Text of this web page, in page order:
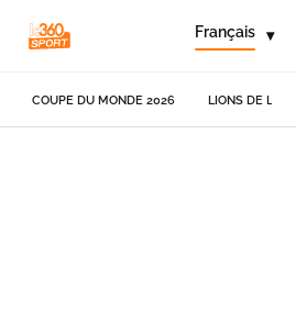
Français ▾
COUPE DU MONDE 2026 LIONS DE